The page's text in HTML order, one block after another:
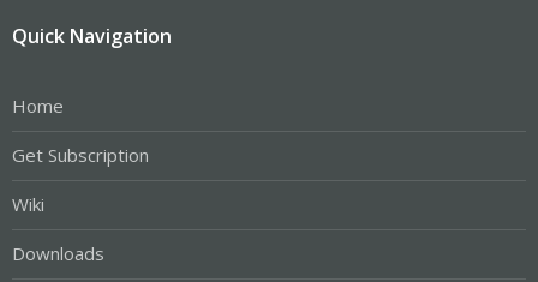
Quick Navigation
Home
Get Subscription
Wiki
Downloads